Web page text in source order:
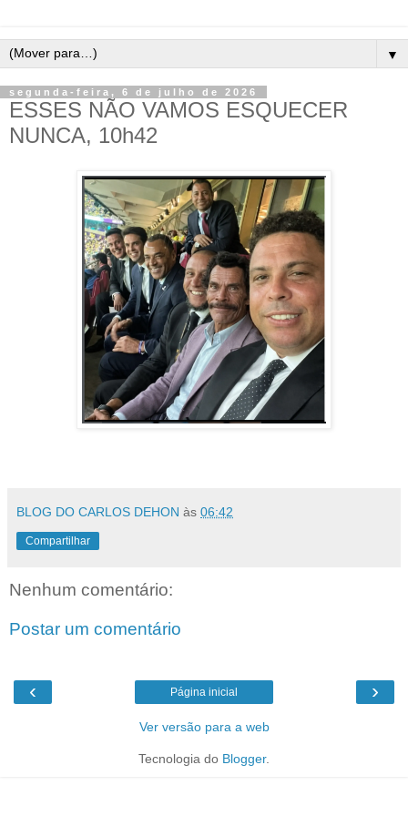
▼
segunda-feira, 6 de julho de 2026
ESSES NÃO VAMOS ESQUECER
NUNCA, 10h42
BLOG DO CARLOS DEHON às 06:42
Compartilhar
Nenhum comentário:
Postar um comentário
‹ ›
Página inicial
Ver versão para a web
Tecnologia do Blogger.